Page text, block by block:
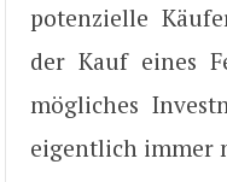
potenzielle
der Kauf eines
mögliches
eigentlich immer